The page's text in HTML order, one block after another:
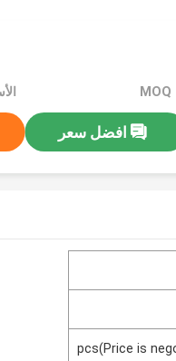
MOQ
افضل سعر